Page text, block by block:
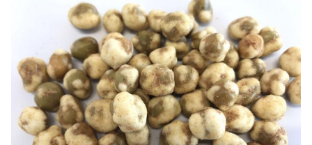
ΚΏΔΙΚΑΣ HS: 19041 00000
Πιστοποιητικό:
BRC, HACCP (ISO22000),
HALAL, KOSHER
Πιστοποιητικό
BRC:
Ελεγχόμενος από SGS με Ψ
κατηγορίας